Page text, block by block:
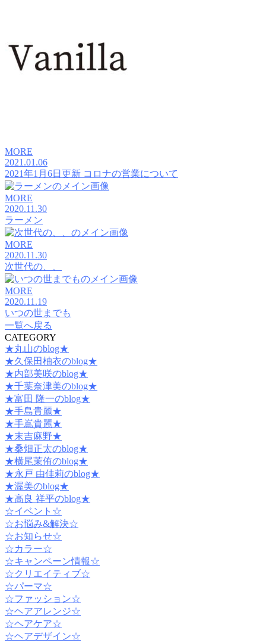
MORE
2021.01.06
2021年1月6日更新 コロナの営業について
MORE
2020.11.30
ラーメン
MORE
2020.11.30
次世代の、、
MORE
2020.11.19
いつの世までも
一覧へ戻る
CATEGORY
★丸山のblog★
★久保田柚衣のblog★
★内部美咲のblog★
★千葉奈津美のblog★
★富田 隆一のblog★
★手島貴麗★
★手嶌貴麗★
★末吉麻野★
★桑畑正太のblog★
★横尾茉侑のblog★
★永戸 由佳莉のblog★
★渥美のblog★
★高良 祥平のblog★
☆イベント☆
☆お悩み&解決☆
☆お知らせ☆
☆カラー☆
☆キャンペーン情報☆
☆クリエイティブ☆
☆パーマ☆
☆ファッション☆
☆ヘアアレンジ☆
☆ヘアケア☆
☆ヘアデザイン☆